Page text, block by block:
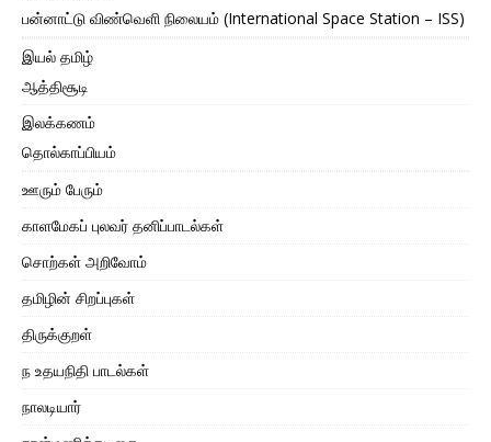
பன்னாட்டு விண்வெளி நிலையம் (International Space Station – ISS)
இயல் தமிழ்
ஆத்திசூடி
இலக்கணம்
தொல்காப்பியம்
ஊரும் பேரும்
காளமேகப் புலவர் தனிப்பாடல்கள்
சொற்கள் அறிவோம்
தமிழின் சிறப்புகள்
திருக்குறள்
ந உதயநிதி பாடல்கள்
நாலடியார்